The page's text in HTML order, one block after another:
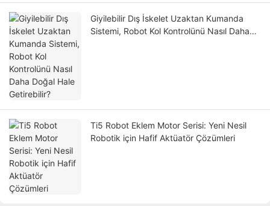
Giyilebilir Dış İskelet Uzaktan Kumanda
Sistemi, Robot Kol Kontrolünü Nasıl Daha
Ti5 Robot Eklem Motor Serisi: Yeni Nesil
Robotik için Hafif Aktüatör Çözümleri